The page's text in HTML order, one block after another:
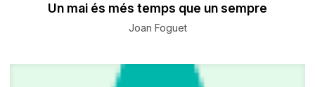
Un mai és més temps que un sempre
Joan Foguet